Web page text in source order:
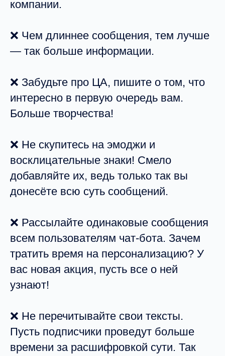
компании.
❌ Чем длиннее сообщения, тем лучше
— так больше информации.
❌ Забудьте про ЦА, пишите о том, что
интересно в первую очередь вам.
Больше творчества!
❌ Не скупитесь на эмоджи и
восклицательные знаки! Смело
добавляйте их, ведь только так вы
донесёте всю суть сообщений.
❌ Рассылайте одинаковые сообщения
всем пользователям чат-бота. Зачем
тратить время на персонализацию? У
вас новая акция, пусть все о ней
узнают!
❌ Не перечитывайте свои тексты.
Пусть подписчики проведут больше
времени за расшифровкой сути. Так